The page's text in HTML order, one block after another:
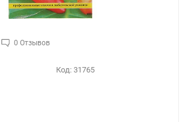
0 Отзывов
Код: 31765